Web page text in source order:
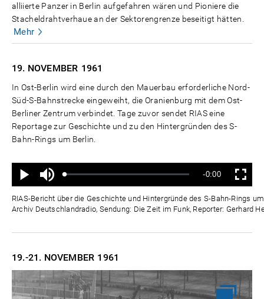
alliierte Panzer in Berlin aufgefahren wären und Pioniere die
Stacheldrahtverhaue an der Sektorengrenze beseitigt hätten.
Mehr
19. NOVEMBER 1961
In Ost-Berlin wird eine durch den Mauerbau erforderliche Nord-
Süd-S-Bahnstrecke eingeweiht, die Oranienburg mit dem Ost-
Berliner Zentrum verbindet. Tage zuvor sendet RIAS eine
Reportage zur Geschichte und zu den Hintergründen des S-
Bahn-Rings um Berlin.
Wiedergabe
Ton
aus
Geladen:
Status:
Verbleibende
Zeit
-0:00 Vollbild
RIAS-Bericht über die Geschichte und Hintergründe des S-Bahn-Rings
Archiv Deutschlandradio, Sendung: Die Zeit im Funk, Reporter: Gerhard
19.-21. NOVEMBER 1961